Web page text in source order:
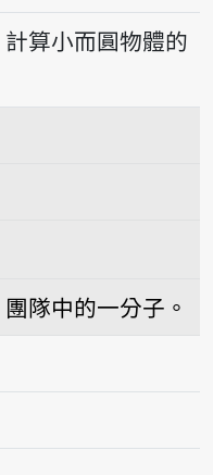
計算小而圓物體的
團隊中的一分子。